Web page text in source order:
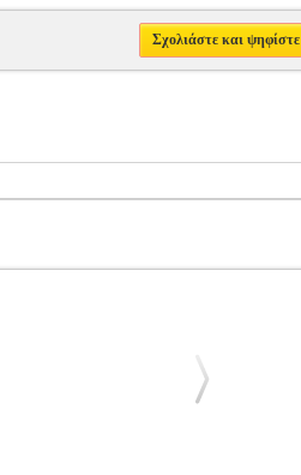
Σχολιάστε και ψηφίστε